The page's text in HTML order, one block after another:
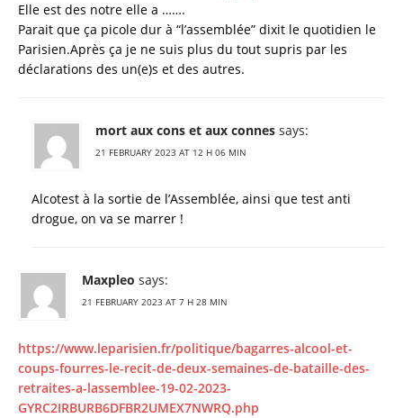
Elle est des notre elle a …….
Parait que ça picole dur à “l’assemblée” dixit le quotidien le
Parisien.Après ça je ne suis plus du tout supris par les
déclarations des un(e)s et des autres.
mort aux cons et aux connes says:
21 FEBRUARY 2023 AT 12 H 06 MIN
Alcotest à la sortie de l’Assemblée, ainsi que test anti
drogue, on va se marrer !
Maxpleo says:
21 FEBRUARY 2023 AT 7 H 28 MIN
https://www.leparisien.fr/politique/bagarres-alcool-et-
coups-fourres-le-recit-de-deux-semaines-de-bataille-des-
retraites-a-lassemblee-19-02-2023-
GYRC2IRBURB6DFBR2UMEX7NWRQ.php